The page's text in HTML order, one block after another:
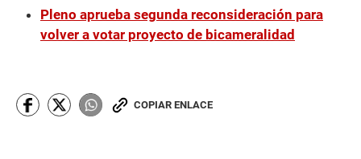
Pleno aprueba segunda reconsideración para
volver a votar proyecto de bicameralidad
COPIAR ENLACE